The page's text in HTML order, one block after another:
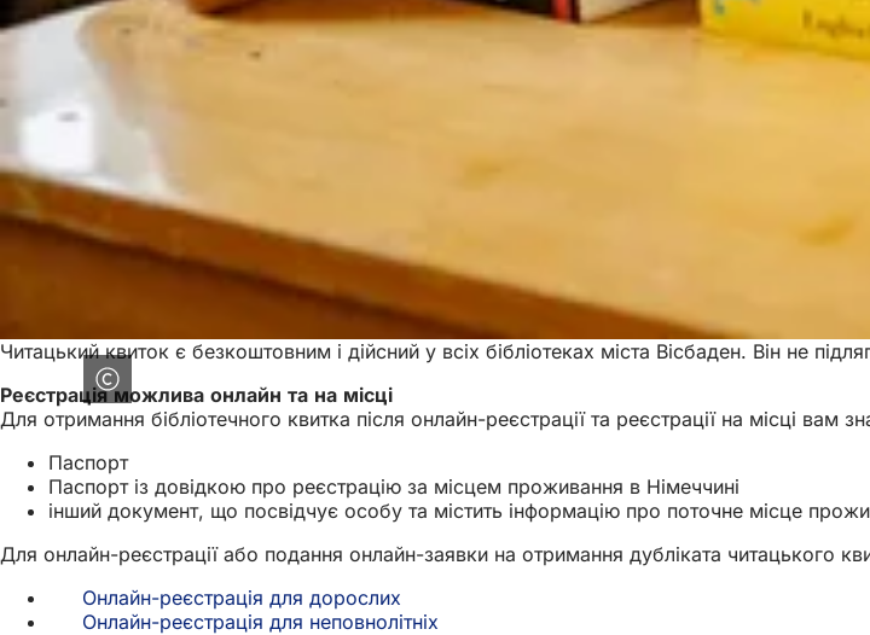
Читацький квиток є безкоштовним і дійсний у всіх бібліотеках міста Вісбаден. Він не
Реєстрація можлива онлайн та на місці
Для отримання бібліотечного квитка після онлайн-реєстрації та реєстрації на місці вам
Паспорт
Паспорт із довідкою про реєстрацію за місцем проживання в Німеччині
інший документ, що посвідчує особу та містить інформацію про поточне місце
Для онлайн-реєстрації або подання онлайн-заявки на отримання дубліката читацького
Онлайн-реєстрація для дорослих
Онлайн-реєстрація для неповнолітніх